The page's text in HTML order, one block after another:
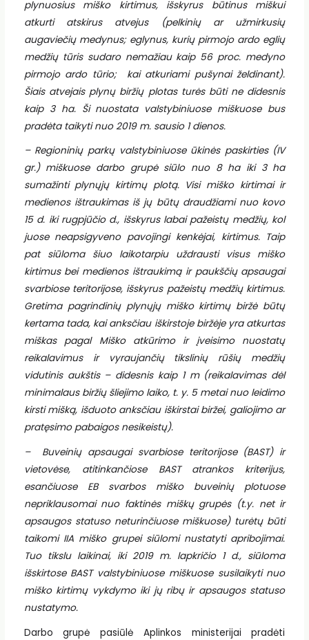
plynuosius miško kirtimus, išskyrus būtinus miškui
atkurti atskirus atvejus (pelkinių ar užmirkusių
augaviečių medynus; eglynus, kurių pirmojo ardo eglių
medžių tūris sudaro nemažiau kaip 56 proc. medyno
pirmojo ardo tūrio; kai atkuriami pušynai želdinant).
Šiais atvejais plynų biržių plotas turės būti ne didesnis
kaip 3 ha. Ši nuostata valstybiniuose miškuose bus
pradėta taikyti nuo 2019 m. sausio 1 dienos.
– Regioninių parkų valstybiniuose ūkinės paskirties (IV
gr.) miškuose darbo grupė siūlo nuo 8 ha iki 3 ha
sumažinti plynųjų kirtimų plotą. Visi miško kirtimai ir
medienos ištraukimas iš jų būtų draudžiami nuo kovo
15 d. iki rugpjūčio d., išskyrus labai pažeistų medžių, kol
juose neapsigyveno pavojingi kenkėjai, kirtimus. Taip
pat siūloma šiuo laikotarpiu uždrausti visus miško
kirtimus bei medienos ištraukimą ir paukščių apsaugai
svarbiose teritorijose, išskyrus pažeistų medžių kirtimus.
Gretima pagrindinių plynųjų miško kirtimų biržė būtų
kertama tada, kai anksčiau iškirstoje biržėje yra atkurtas
miškas pagal Miško atkūrimo ir įveisimo nuostatų
reikalavimus ir vyraujančių tikslinių rūšių medžių
vidutinis aukštis – didesnis kaip 1 m (reikalavimas dėl
minimalaus biržių šliejimo laiko, t. y. 5 metai nuo leidimo
kirsti mišką, išduoto anksčiau iškirstai biržei, galiojimo ar
pratęsimo pabaigos nesikeistų).
– Buveinių apsaugai svarbiose teritorijose (BAST) ir
vietovėse, atitinkančiose BAST atrankos kriterijus,
esančiuose EB svarbos miško buveinių plotuose
nepriklausomai nuo faktinės miškų grupės (t.y. net ir
apsaugos statuso neturinčiuose miškuose) turėtų būti
taikomi IIA miško grupei siūlomi nustatyti apribojimai.
Tuo tikslu laikinai, iki 2019 m. lapkričio 1 d., siūloma
išskirtose BAST valstybiniuose miškuose susilaikyti nuo
miško kirtimų vykdymo iki jų ribų ir apsaugos statuso
nustatymo.
Darbo grupė pasiūlė Aplinkos ministerijai pradėti